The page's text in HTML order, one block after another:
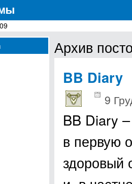
программ для Windows
Архив
BB Diary
9
BB Diary
в первую
здоровый